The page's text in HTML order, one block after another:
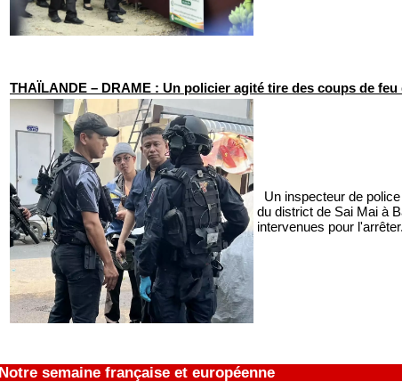
THAÏLANDE – DRAME : Un policier agité tire des coups de
Un inspecteur de
du district de Sai Mai à
intervenues pour
Notre semaine française et européenne